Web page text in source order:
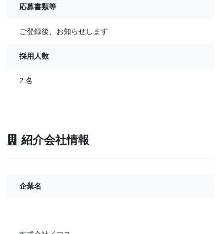
応募書類等
ご登録後、お知らせします
採用人数
2 名
紹介会社情報
企業名